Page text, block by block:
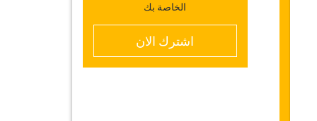
الخاصة بك
اشترك الان